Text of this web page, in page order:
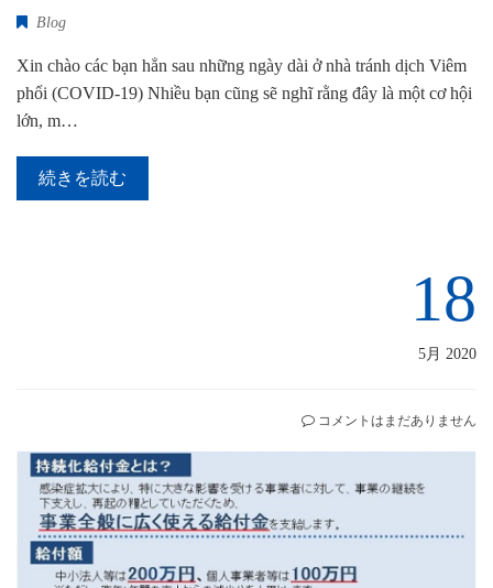
Blog
Xin chào các bạn hẳn sau những ngày dài ở nhà tránh dịch Viêm
phổi (COVID-19) Nhiều bạn cũng sẽ nghĩ rằng đây là một cơ hội
lớn, m…
続きを読む
18
5月 2020
コメントはまだありません